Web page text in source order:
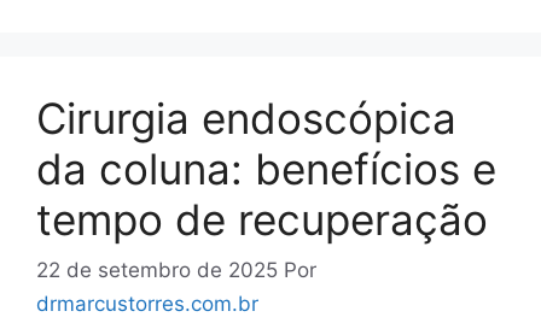
Cirurgia endoscópica
da coluna: benefícios e
tempo de recuperação
22 de setembro de 2025 Por
drmarcustorres.com.br